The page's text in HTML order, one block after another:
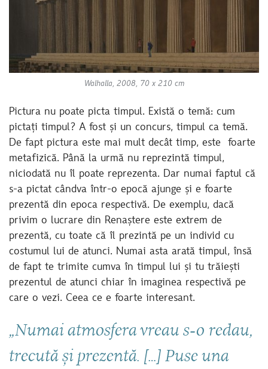
Walhalla, 2008, 70 x 210 cm
Pictura nu poate picta timpul. Există o temă: cum
pictați timpul? A fost și un concurs, timpul ca temă.
De fapt pictura este mai mult decât timp, este foarte
metafizică. Până la urmă nu reprezintă timpul,
niciodată nu îl poate reprezenta. Dar numai faptul că
s-a pictat cândva într-o epocă ajunge și e foarte
prezentă din epoca respectivă. De exemplu, dacă
privim o lucrare din Renaștere este extrem de
prezentă, cu toate că îl prezintă pe un individ cu
costumul lui de atunci. Numai asta arată timpul, însă
de fapt te trimite cumva în timpul lui și tu trăiești
prezentul de atunci chiar în imaginea respectivă pe
care o vezi. Ceea ce e foarte interesant.
„Numai atmosfera vreau s-o redau,
trecută și prezentă. […] Puse una